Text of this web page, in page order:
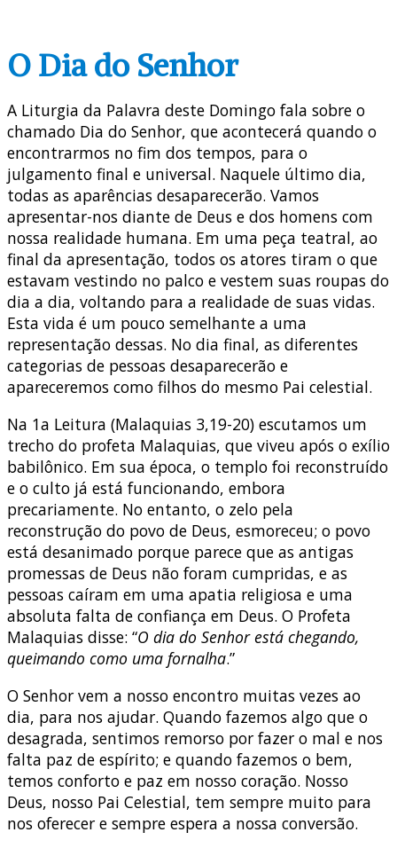
O Dia do Senhor
A Liturgia da Palavra deste Domingo fala sobre o
chamado Dia do Senhor, que acontecerá quando o
encontrarmos no fim dos tempos, para o
julgamento final e universal. Naquele último dia,
todas as aparências desaparecerão. Vamos
apresentar-nos diante de Deus e dos homens com
nossa realidade humana. Em uma peça teatral, ao
final da apresentação, todos os atores tiram o que
estavam vestindo no palco e vestem suas roupas do
dia a dia, voltando para a realidade de suas vidas.
Esta vida é um pouco semelhante a uma
representação dessas. No dia final, as diferentes
categorias de pessoas desaparecerão e
apareceremos como filhos do mesmo Pai celestial.
Na 1a Leitura (Malaquias 3,19-20) escutamos um
trecho do profeta Malaquias, que viveu após o exílio
babilônico. Em sua época, o templo foi reconstruído
e o culto já está funcionando, embora
precariamente. No entanto, o zelo pela
reconstrução do povo de Deus, esmoreceu; o povo
está desanimado porque parece que as antigas
promessas de Deus não foram cumpridas, e as
pessoas caíram em uma apatia religiosa e uma
absoluta falta de confiança em Deus. O Profeta
Malaquias disse: “O dia do Senhor está chegando,
queimando como uma fornalha.”
O Senhor vem a nosso encontro muitas vezes ao
dia, para nos ajudar. Quando fazemos algo que o
desagrada, sentimos remorso por fazer o mal e nos
falta paz de espírito; e quando fazemos o bem,
temos conforto e paz em nosso coração. Nosso
Deus, nosso Pai Celestial, tem sempre muito para
nos oferecer e sempre espera a nossa conversão.